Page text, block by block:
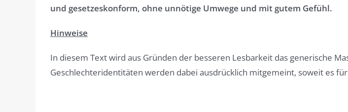
und gesetzeskonform, ohne unnötige Umwege und mit gutem Gefühl.
Hinweise
In diesem Text wird aus Gründen der besseren Lesbarkeit das generische
Geschlechteridentitäten werden dabei ausdrücklich mitgemeint, soweit es